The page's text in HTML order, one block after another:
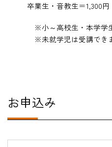
卒業生・音教生＝1,300円
※小～高校生・本学学
※未就学児は受講でき
お申込み